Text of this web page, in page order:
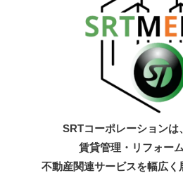
SRTコーポレーションは
賃貸管理・リフォー
不動産関連サービスを幅広く